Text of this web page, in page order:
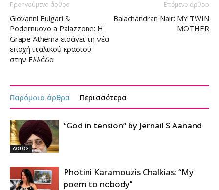
Προηγούμενο άρθρο
Giovanni Bulgari &
Podernuovo a Palazzone: Η
Grape Athema εισάγει τη νέα
εποχή ιταλικού κρασιού
στην Ελλάδα
Επόμενο άρθρο
Balachandran Nair: MY TWIN
MOTHER
Παρόμοια άρθρα Περισσότερα
ΛΟΓΟΣ
“God in tension” by Jernail S Aanand
Photini Karamouzis Chalkias: “My
poem to nobody”